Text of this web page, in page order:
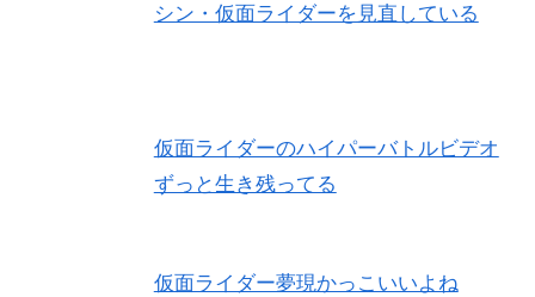
シン・仮面ライダーを見直している
仮面ライダーのハイパーバトルビデオ
ずっと生き残ってる
仮面ライダー夢現かっこいいよね